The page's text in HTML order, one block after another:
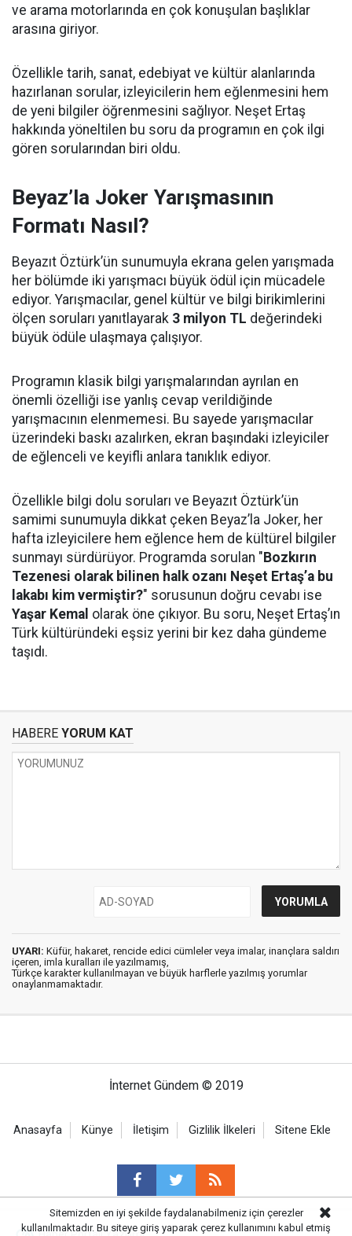
ve arama motorlarında en çok konuşulan başlıklar
arasına giriyor.
Özellikle tarih, sanat, edebiyat ve kültür alanlarında
hazırlanan sorular, izleyicilerin hem eğlenmesini hem
de yeni bilgiler öğrenmesini sağlıyor. Neşet Ertaş
hakkında yöneltilen bu soru da programın en çok ilgi
gören sorularından biri oldu.
Beyaz’la Joker Yarışmasının
Formatı Nasıl?
Beyazıt Öztürk’ün sunumuyla ekrana gelen yarışmada
her bölümde iki yarışmacı büyük ödül için mücadele
ediyor. Yarışmacılar, genel kültür ve bilgi birikimlerini
ölçen soruları yanıtlayarak 3 milyon TL değerindeki
büyük ödüle ulaşmaya çalışıyor.
Programın klasik bilgi yarışmalarından ayrılan en
önemli özelliği ise yanlış cevap verildiğinde
yarışmacının elenmemesi. Bu sayede yarışmacılar
üzerindeki baskı azalırken, ekran başındaki izleyiciler
de eğlenceli ve keyifli anlara tanıklık ediyor.
Özellikle bilgi dolu soruları ve Beyazıt Öztürk’ün
samimi sunumuyla dikkat çeken Beyaz’la Joker, her
hafta izleyicilere hem eğlence hem de kültürel bilgiler
sunmayı sürdürüyor. Programda sorulan " Bozkırın
Tezenesi olarak bilinen halk ozanı Neşet Ertaş’a bu
lakabı kim vermiştir?" sorusunun doğru cevabı ise
Yaşar Kemal olarak öne çıkıyor. Bu soru, Neşet Ertaş’ın
Türk kültüründeki eşsiz yerini bir kez daha gündeme
taşıdı.
HABERE YORUM KAT
UYARI: Küfür, hakaret, rencide edici cümleler veya imalar, inançlara saldırı
içeren, imla kuralları ile yazılmamış,
Türkçe karakter kullanılmayan ve büyük harflerle yazılmış yorumlar
onaylanmamaktadır.
İnternet Gündem © 2019
Anasayfa Künye İletişim Gizlilik İlkeleri Sitene Ekle
Sitemizden en iyi şekilde faydalanabilmeniz için çerezler
kullanılmaktadır. Bu siteye giriş yaparak çerez kullanımını kabul etmiş